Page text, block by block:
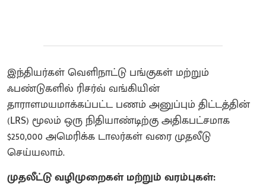
இந்தியர்கள் வெளிநாட்டு பங்குகள் மற்றும்
ஃபண்டுகளில் ரிசர்வ் வங்கியின்
தாராளமயமாக்கப்பட்ட பணம் அனுப்பும் திட்டத்தின்
(LRS) மூலம் ஒரு நிதியாண்டிற்கு அதிகபட்சமாக
$250,000 அமெரிக்க டாலர்கள் வரை முதலீடு
செய்யலாம்.
முதலீட்டு வழிமுறைகள் மற்றும் வரம்புகள்: